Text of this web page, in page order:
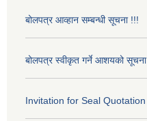
बोलपत्र आव्हान सम्बन्धी सूचना !!!
बोलपत्र स्वीकृत गर्ने आशयको सूचना
Invitation for Seal Quotation